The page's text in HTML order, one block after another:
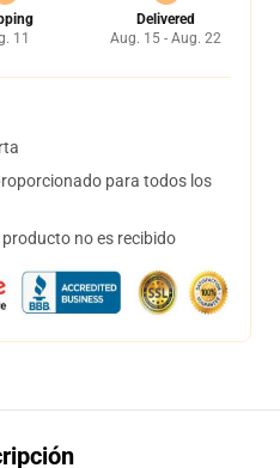
11
Delivered
Aug. 15 - Aug. 22
para todos los
no es recibido